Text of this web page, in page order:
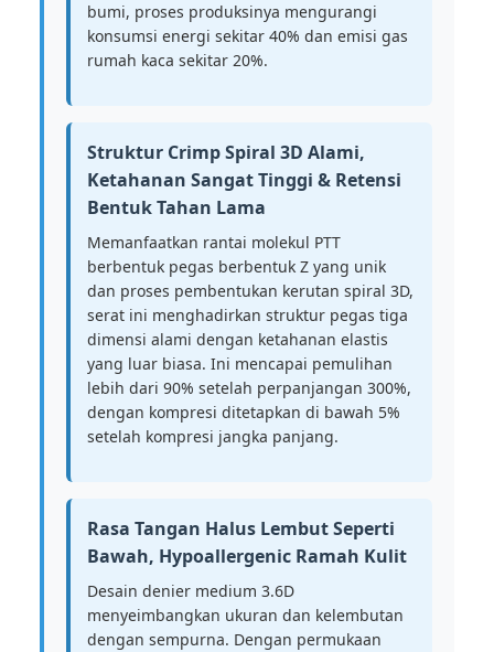
bumi, proses produksinya mengurangi
konsumsi energi sekitar 40% dan emisi gas
rumah kaca sekitar 20%.
Struktur Crimp Spiral 3D Alami,
Ketahanan Sangat Tinggi & Retensi
Bentuk Tahan Lama
Memanfaatkan rantai molekul PTT
berbentuk pegas berbentuk Z yang unik
dan proses pembentukan kerutan spiral 3D,
serat ini menghadirkan struktur pegas tiga
dimensi alami dengan ketahanan elastis
yang luar biasa. Ini mencapai pemulihan
lebih dari 90% setelah perpanjangan 300%,
dengan kompresi ditetapkan di bawah 5%
setelah kompresi jangka panjang.
Rasa Tangan Halus Lembut Seperti
Bawah, Hypoallergenic Ramah Kulit
Desain denier medium 3.6D
menyeimbangkan ukuran dan kelembutan
dengan sempurna. Dengan permukaan